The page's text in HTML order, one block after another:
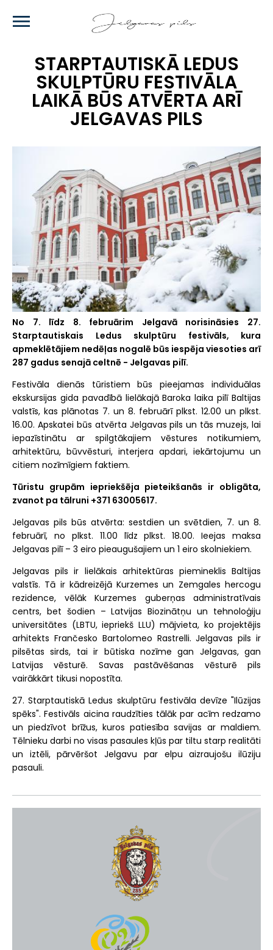
main
STARPTAUTISKĀ LEDUS
SKULPTŪRU FESTIVĀLA
LAIKĀ BŪS ATVĒRTA ARĪ
JELGAVAS PILS
No 7. līdz 8. februārim Jelgavā norisināsies 27.
Starptautiskais Ledus skulptūru festivāls, kura
apmeklētājiem nedēļas nogalē būs iespēja viesoties arī
287 gadus senajā celtnē - Jelgavas pilī.
Festivāla dienās tūristiem būs pieejamas individuālas
ekskursijas gida pavadībā lielākajā Baroka laika pilī Baltijas
valstīs, kas plānotas 7. un 8. februārī plkst. 12.00 un plkst.
16.00. Apskatei būs atvērta Jelgavas pils un tās muzejs, lai
iepazīstinātu ar spilgtākajiem vēstures notikumiem,
arhitektūru, būvvēsturi, interjera apdari, iekārtojumu un
citiem nozīmīgiem faktiem.
Tūristu grupām iepriekšēja pieteikšanās ir obligāta,
zvanot pa tālruni +371 63005617.
Jelgavas pils būs atvērta: sestdien un svētdien, 7. un 8.
februārī, no plkst. 11.00 līdz plkst. 18.00. Ieejas maksa
Jelgavas pilī – 3 eiro pieaugušajiem un 1 eiro skolniekiem.
Jelgavas pils ir lielākais arhitektūras piemineklis Baltijas
valstīs. Tā ir kādreizējā Kurzemes un Zemgales hercogu
rezidence, vēlāk Kurzemes guberņas administratīvais
centrs, bet šodien – Latvijas Biozinātņu un tehnoloģiju
universitātes (LBTU, iepriekš LLU) mājvieta, ko projektējis
arhitekts Frančesko Bartolomeo Rastrelli. Jelgavas pils ir
pilsētas sirds, tai ir būtiska nozīme gan Jelgavas, gan
Latvijas vēsturē. Savas pastāvēšanas vēsturē pils
vairākkārt tikusi nopostīta.
27. Starptautiskā Ledus skulptūru festivāla devīze "Ilūzijas
spēks". Festivāls aicina raudzīties tālāk par acīm redzamo
un piedzīvot brīžus, kuros patiesība savijas ar maldiem.
Tēlnieku darbi no visas pasaules kļūs par tiltu starp realitāti
un iztēli, pārvēršot Jelgavu par elpu aizraujošu ilūziju
pasauli.